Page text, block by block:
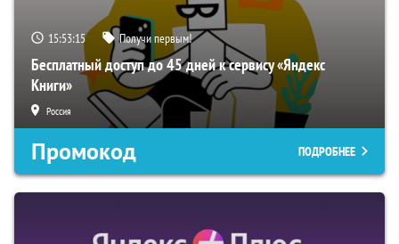
15:53:15 Получи первым!
Бесплатный доступ до 45 дней к сервису «Яндекс
Книги»
Россия
Промокод ПОДРОБНЕЕ